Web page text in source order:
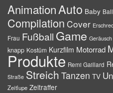
AnimationAuto Baby Ball
Compilation Cover
Frau Fußball Game Geräusch
knapp Kostüm Kurzfilm Motorrad
Produkte Remi Gaillard
Straße Streich Tanzen TV
Zeitlupe Zeitraffer